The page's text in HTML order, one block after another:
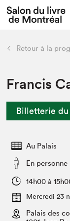
Espace
Espace
Tout sur
Actualités
Vidéos et
Club de
retour
Édition 2022
Nous connaître
Projets
Archives
Liens
Retour à la
Francis
Billetterie du
Au Palais
En personne
14h00 à
Mercredi 23
Palais des